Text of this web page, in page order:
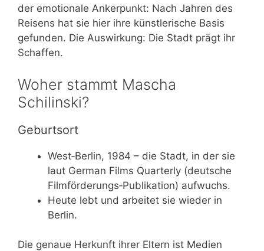
der emotionale Ankerpunkt: Nach Jahren des
Reisens hat sie hier ihre künstlerische Basis
gefunden. Die Auswirkung: Die Stadt prägt ihr
Schaffen.
Woher stammt Mascha
Schilinski?
Geburtsort
West‑Berlin, 1984 – die Stadt, in der sie
laut German Films Quarterly (deutsche
Filmförderungs‑Publikation) aufwuchs.
Heute lebt und arbeitet sie wieder in
Berlin.
Die genaue Herkunft ihrer Eltern ist Medien